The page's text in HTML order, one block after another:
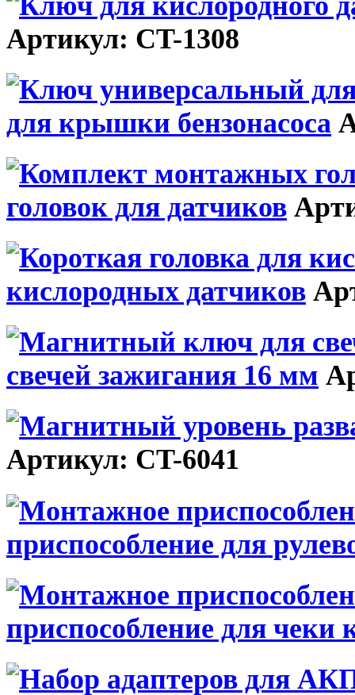
Артикул: CT-1308
для крышки бензонасоса
головок для датчиков
кислородных датчиков
свечей зажигания 16 мм
Артикул: CT-6041
приспособление для
приспособление для чеки